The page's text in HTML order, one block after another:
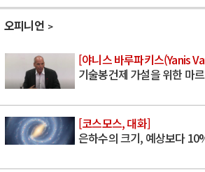
오피니언
[야니스 바루파키스(Yanis
기술봉건제 가설을 위한 마
[코스모스, 대화]
은하수의 크기, 예상보다